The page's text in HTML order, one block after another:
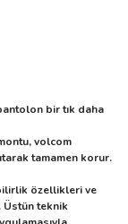
bir tık daha
volcom
tamamen korur.
özellikleri ve
Üstün teknik